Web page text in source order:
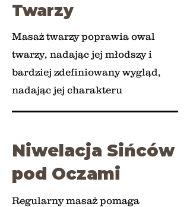
Twarzy
Masaż twarzy poprawia owal
twarzy, nadając jej młodszy i
bardziej zdefiniowany wygląd,
nadając jej charakteru
Niwelacja Sińców
pod Oczami
Regularny masaż pomaga